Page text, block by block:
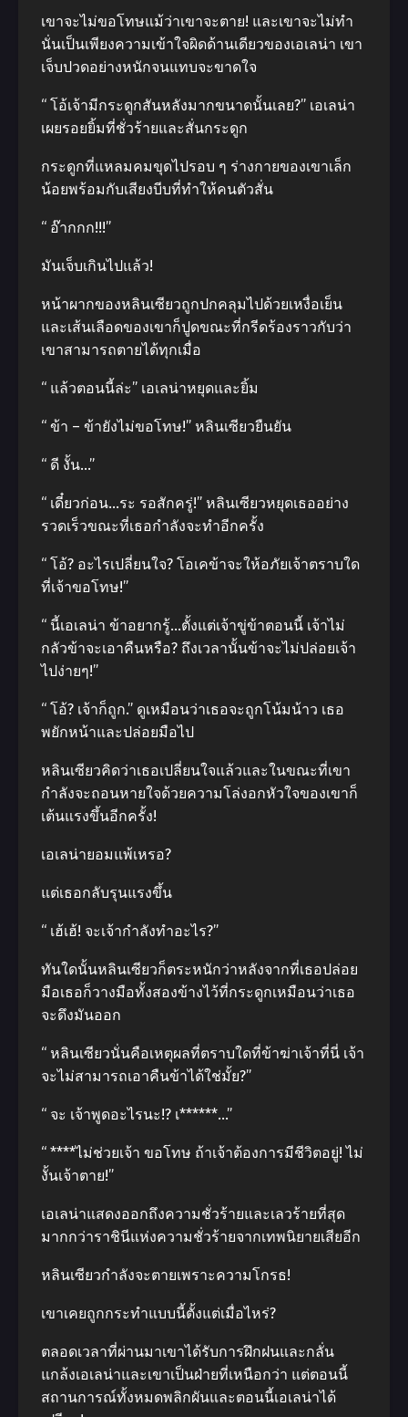
เขาจะไม่ขอโทษแม้ว่าเขาจะตาย! และเขาจะไม่ทำ
นั่นเป็นเพียงความเข้าใจผิดด้านเดียวของเอเลน่า เขา
เจ็บปวดอย่างหนักจนแทบจะขาดใจ
“ โอ้เจ้ามีกระดูกสันหลังมากขนาดนั้นเลย?” เอเลน่า
เผยรอยยิ้มที่ชั่วร้ายและสั่นกระดูก
กระดูกที่แหลมคมขุดไปรอบ ๆ ร่างกายของเขาเล็ก
น้อยพร้อมกับเสียงบีบที่ทำให้คนตัวสั่น
“ อ๊ากกก!!!”
มันเจ็บเกินไปแล้ว!
หน้าผากของหลินเซียวถูกปกคลุมไปด้วยเหงื่อเย็น
และเส้นเลือดของเขาก็ปูดขณะที่กรีดร้องราวกับว่า
เขาสามารถตายได้ทุกเมื่อ
“ แล้วตอนนี้ล่ะ” เอเลน่าหยุดและยิ้ม
“ ข้า – ข้ายังไม่ขอโทษ!” หลินเซียวยืนยัน
“ ดี งั้น…”
“ เดี๋ยวก่อน…ระ รอสักครู่!” หลินเซียวหยุดเธออย่าง
รวดเร็วขณะที่เธอกำลังจะทำอีกครั้ง
“ โอ้? อะไรเปลี่ยนใจ? โอเคข้าจะให้อภัยเจ้าตราบใด
ที่เจ้าขอโทษ!”
“ นี้เอเลน่า ข้าอยากรู้…ตั้งแต่เจ้าขู่ข้าตอนนี้ เจ้าไม่
กลัวข้าจะเอาคืนหรือ? ถึงเวลานั้นข้าจะไม่ปล่อยเจ้า
ไปง่ายๆ!”
“ โอ้? เจ้าก็ถูก.” ดูเหมือนว่าเธอจะถูกโน้มน้าว เธอ
พยักหน้าและปล่อยมือไป
หลินเซียวคิดว่าเธอเปลี่ยนใจแล้วและในขณะที่เขา
กำลังจะถอนหายใจด้วยความโล่งอกหัวใจของเขาก็
เต้นแรงขึ้นอีกครั้ง!
เอเลน่ายอมแพ้เหรอ?
แต่เธอกลับรุนแรงขึ้น
“ เฮ้เฮ้! จะเจ้ากำลังทำอะไร?”
ทันใดนั้นหลินเซียวก็ตระหนักว่าหลังจากที่เธอปล่อย
มือเธอก็วางมือทั้งสองข้างไว้ที่กระดูกเหมือนว่าเธอ
จะดึงมันออก
“ หลินเซียวนั่นคือเหตุผลที่ตราบใดที่ข้าฆ่าเจ้าที่นี่ เจ้า
จะไม่สามารถเอาคืนข้าได้ใช่มั้ย?”
“ จะ เจ้าพูดอะไรนะ!? เ******…”
“ ****ไม่ช่วยเจ้า ขอโทษ ถ้าเจ้าต้องการมีชีวิตอยู่! ไม่
งั้นเจ้าตาย!”
เอเลน่าแสดงออกถึงความชั่วร้ายและเลวร้ายที่สุด
มากกว่าราชินีแห่งความชั่วร้ายจากเทพนิยายเสียอีก
หลินเซียวกำลังจะตายเพราะความโกรธ!
เขาเคยถูกกระทำแบบนี้ตั้งแต่เมื่อไหร่?
ตลอดเวลาที่ผ่านมาเขาได้รับการฝึกฝนและกลั่น
แกล้งเอเลน่าและเขาเป็นฝ่ายที่เหนือกว่า แต่ตอนนี้
สถานการณ์ทั้งหมดพลิกผันและตอนนี้เอเลน่าได้